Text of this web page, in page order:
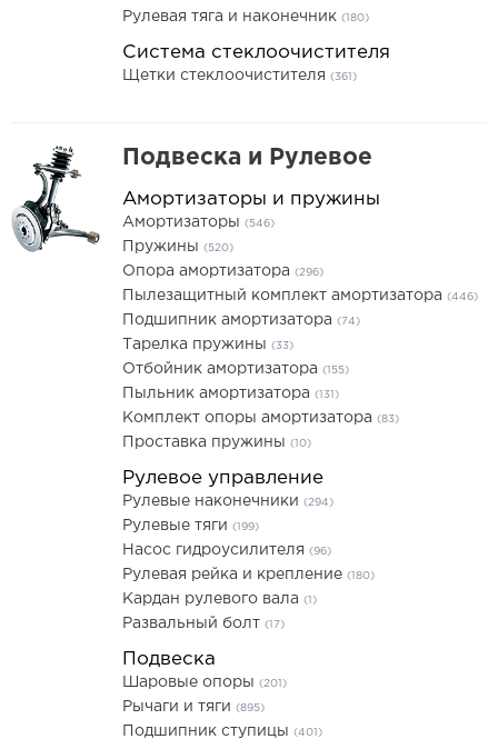
Рулевая тяга и наконечник (180)
Система стеклоочистителя
Щетки стеклоочистителя (361)
Подвеска и Рулевое
Амортизаторы и пружины
Амортизаторы (546)
Пружины (520)
Опора амортизатора (296)
Пылезащитный комплект амортизатора (446)
Подшипник амортизатора (74)
Тарелка пружины (33)
Отбойник амортизатора (155)
Пыльник амортизатора (131)
Комплект опоры амортизатора (83)
Проставка пружины (10)
Рулевое управление
Рулевые наконечники (294)
Рулевые тяги (199)
Насос гидроусилителя (96)
Рулевая рейка и крепление (180)
Кардан рулевого вала (1)
Развальный болт (17)
Подвеска
Шаровые опоры (201)
Рычаги и тяги (895)
Подшипник ступицы (401)